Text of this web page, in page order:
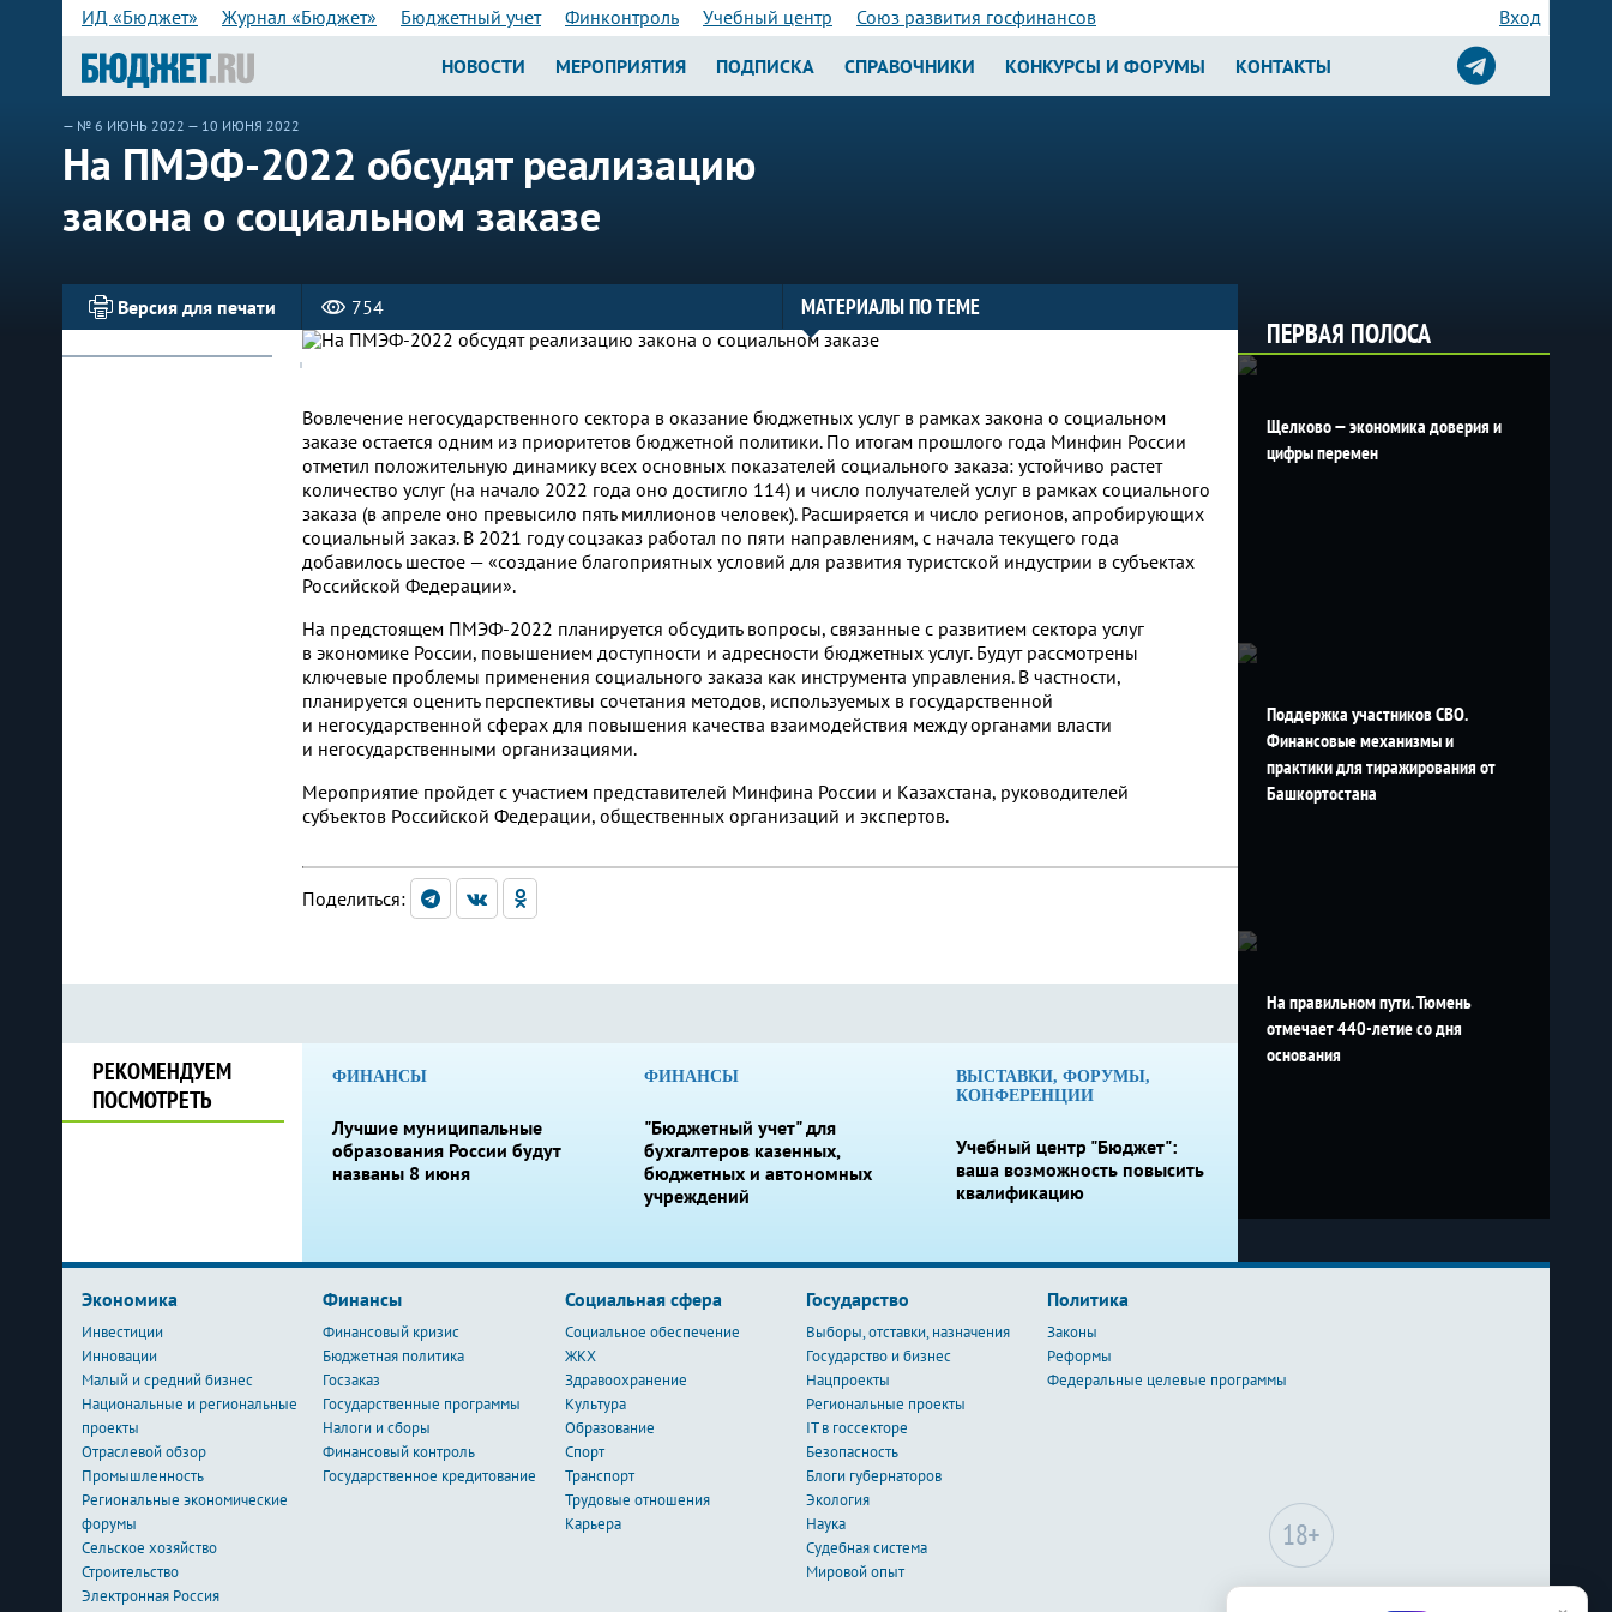
ИД «Бюджет» Журнал «Бюджет» Бюджетный учет Финконтроль Учебный центр Союз развития госфинансов Вход
НОВОСТИ МЕРОПРИЯТИЯ ПОДПИСКА СПРАВОЧНИКИ КОНКУРСЫ И ФОРУМЫ КОНТАКТЫ
— № 6 ИЮНЬ 2022 — 10 ИЮНЯ 2022
На ПМЭФ-2022 обсудят реализацию
закона о социальном заказе
Версия для печати 754 МАТЕРИАЛЫ ПО ТЕМЕ
Вовлечение негосударственного сектора в оказание бюджетных услуг в рамках закона о социальном
заказе остается одним из приоритетов бюджетной политики. По итогам прошлого года Минфин России
отметил положительную динамику всех основных показателей социального заказа: устойчиво растет
количество услуг (на начало 2022 года оно достигло 114) и число получателей услуг в рамках социального
заказа (в апреле оно превысило пять миллионов человек). Расширяется и число регионов, апробирующих
социальный заказ. В 2021 году соцзаказ работал по пяти направлениям, с начала текущего года
добавилось шестое — «создание благоприятных условий для развития туристской индустрии в субъектах
Российской Федерации».
На предстоящем ПМЭФ-2022 планируется обсудить вопросы, связанные с развитием сектора услуг
в экономике России, повышением доступности и адресности бюджетных услуг. Будут рассмотрены
ключевые проблемы применения социального заказа как инструмента управления. В частности,
планируется оценить перспективы сочетания методов, используемых в государственной
и негосударственной сферах для повышения качества взаимодействия между органами власти
и негосударственными организациями.
Мероприятие пройдет с участием представителей Минфина России и Казахстана, руководителей
субъектов Российской Федерации, общественных организаций и экспертов.
Поделиться:
РЕКОМЕНДУЕМ
ПОСМОТРЕТЬ
ФИНАНСЫ
Лучшие муниципальные
образования России будут
названы 8 июня
ФИНАНСЫ
"Бюджетный учет" для
бухгалтеров казенных,
бюджетных и автономных
учреждений
ВЫСТАВКИ, ФОРУМЫ,
КОНФЕРЕНЦИИ
Учебный центр "Бюджет":
ваша возможность повысить
квалификацию
ПЕРВАЯ ПОЛОСА
Щелково — экономика доверия и
цифры перемен
Поддержка участников СВО.
Финансовые механизмы и
практики для тиражирования от
Башкортостана
На правильном пути. Тюмень
отмечает 440-летие со дня
основания
Сайт может содержать
Экономика
Инвестиции
Инновации
Малый и средний бизнес
Национальные и региональные
проекты
Отраслевой обзор
Промышленность
Региональные экономические
форумы
Сельское хозяйство
Строительство
Электронная Россия
Финансы
Финансовый кризис
Бюджетная политика
Госзаказ
Государственные программы
Налоги и сборы
Финансовый контроль
Государственное кредитование
Социальная сфера
Социальное обеспечение
ЖКХ
Здравоохранение
Культура
Образование
Спорт
Транспорт
Трудовые отношения
Карьера
Государство
Выборы, отставки, назначения
Государство и бизнес
Нацпроекты
Региональные проекты
IT в госсекторе
Безопасность
Блоги губернаторов
Экология
Наука
Судебная система
Мировой опыт
Политика
Законы
Реформы
Федеральные целевые программы